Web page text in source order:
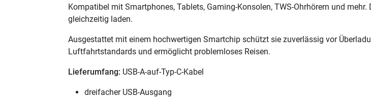
Kompatibel mit Smartphones, Tablets, Gaming-Konsolen, TWS-Ohrhörern und
gleichzeitig laden.
Ausgestattet mit einem hochwertigen Smartchip schützt sie zuverlässig vor
Luftfahrtstandards und ermöglicht problemloses Reisen.
Lieferumfang: USB-A-auf-Typ-C-Kabel
dreifacher USB-Ausgang